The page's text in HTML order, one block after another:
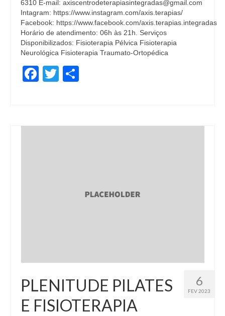
6310 E-mail: axiscentrodeterapiasintegradas@gmail.com
Intagram: https://www.instagram.com/axis.terapias/
Facebook: https://www.facebook.com/axis.terapias.integradas
Horário de atendimento: 06h às 21h. Serviços
Disponibilizados: Fisioterapia Pélvica Fisioterapia
Neurológica Fisioterapia Traumato-Ortopédica
Facebook
Twitter
6
FEV 2023
PLENITUDE PILATES
E FISIOTERAPIA